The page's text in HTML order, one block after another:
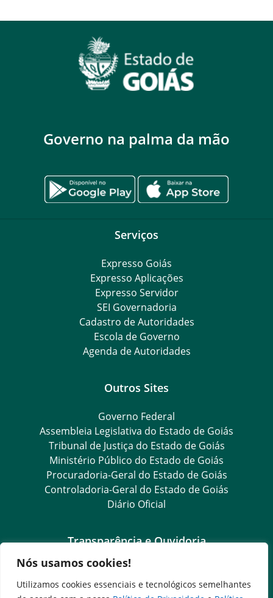
Nós usamos cookies!
Utilizamos cookies essenciais e tecnológicos semelhantes
Governo na palma da mão
Serviços
Expresso Goiás
Expresso Aplicações
Expresso Servidor
SEI Governadoria
Cadastro de Autoridades
Escola de Governo
Agenda de Autoridades
Outros Sites
Governo Federal
Assembleia Legislativa do Estado de Goiás
Tribunal de Justiça do Estado de Goiás
Ministério Público do Estado de Goiás
Procuradoria-Geral do Estado de Goiás
Controladoria-Geral do Estado de Goiás
Diário Oficial
Transparência e Ouvidoria
LGPD
Goiás Transparência